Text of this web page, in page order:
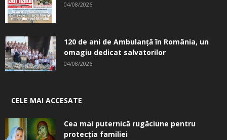
04/08/2026
120 de ani de Ambulanță în România, un
omagiu dedicat salvatorilor
04/08/2026
CELE MAI ACCESATE
Cea mai puternică rugăciune pentru
protecția familiei